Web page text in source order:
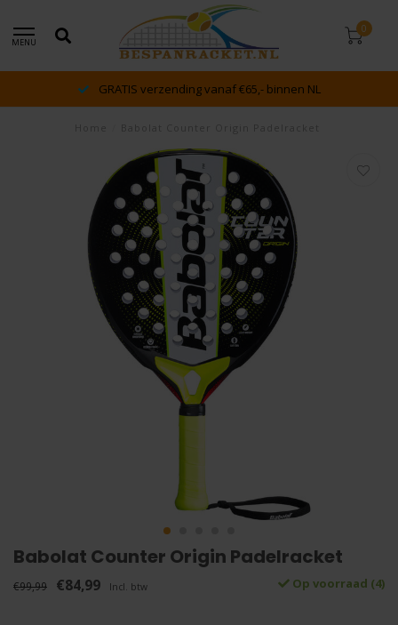
MENU
0
GRATIS verzending vanaf €65,- binnen NL
Babolat Counter Origin Padelracket
€99,99 €84,99 Incl. btw Op voorraad (4)